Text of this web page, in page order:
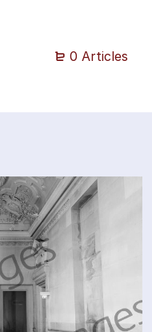
0 Articles